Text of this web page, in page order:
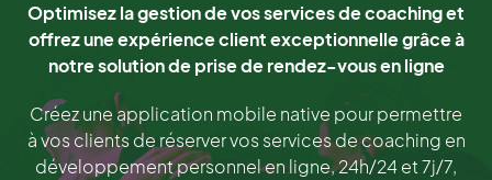
Optimisez la gestion de vos services de coaching et
offrez une expérience client exceptionnelle grâce à
notre solution de prise de rendez-vous en ligne
Créez une application mobile native pour permettre
à vos clients de réserver vos services de coaching en
développement personnel en ligne, 24h/24 et 7j/7,